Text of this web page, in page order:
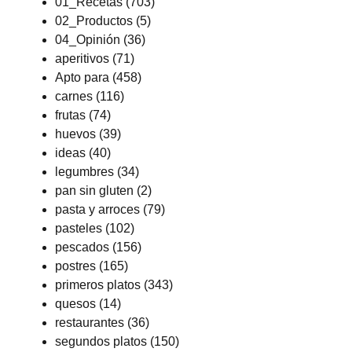
02_Productos (5)
04_Opinión (36)
aperitivos (71)
Apto para (458)
carnes (116)
frutas (74)
huevos (39)
ideas (40)
legumbres (34)
pan sin gluten (2)
pasta y arroces (79)
pasteles (102)
pescados (156)
postres (165)
primeros platos (343)
quesos (14)
restaurantes (36)
segundos platos (150)